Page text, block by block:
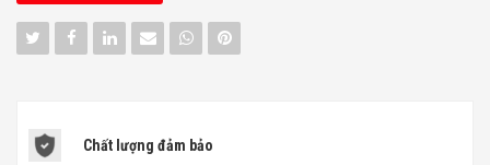
Chất lượng đảm bảo